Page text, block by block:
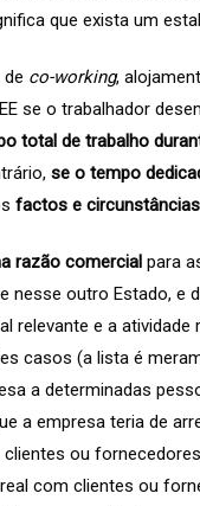
que exista um
co-working,
se o trabalhador
total de trabalho
se o tempo
factos e
razão comercial para
nesse outro Estado, e
e a atividade
casos (a lista é
a determinadas
a empresa teria de
ou
com clientes ou